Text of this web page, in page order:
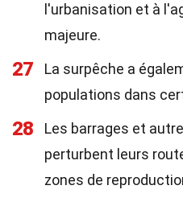
l'urbanisation et à
majeure.
27
La surpêche a
populations dans
28
Les barrages et
perturbent leurs
zones de